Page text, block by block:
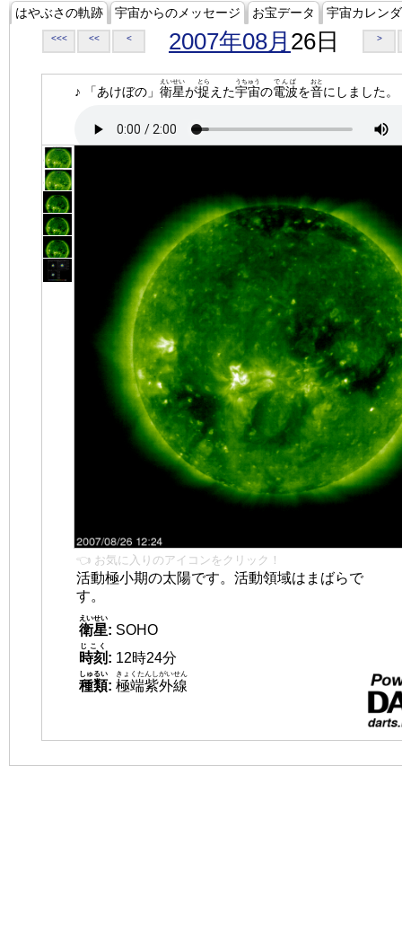
はやぶさの軌跡 宇宙からのメッセージ お宝データ 宇宙カレン
<<< << < 2007年08月 26日 >
♪ 「あけぼの」 衛星
えいせい
が捉
とら
えた宇宙
うちゅう
の電波
でんぱ
を音
おと
にしました。
👈 お気に入りのアイコンをクリック！
活動極小期の太陽です。活動領域はまばらで
す。
衛星
えいせい
: SOHO
時刻
じこく
: 12時24分
種類
しゅるい
: 極端紫外線
きょくたんしがいせん